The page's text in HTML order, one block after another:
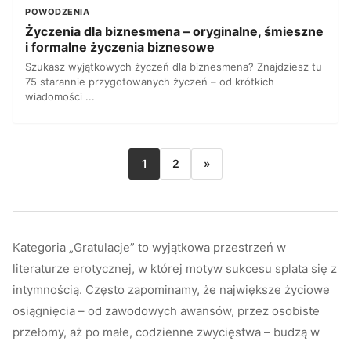
POWODZENIA
Życzenia dla biznesmena – oryginalne, śmieszne
i formalne życzenia biznesowe
Szukasz wyjątkowych życzeń dla biznesmena? Znajdziesz tu
75 starannie przygotowanych życzeń – od krótkich
wiadomości ...
1 2 »
Kategoria „Gratulacje” to wyjątkowa przestrzeń w
literaturze erotycznej, w której motyw sukcesu splata się z
intymnością. Często zapominamy, że największe życiowe
osiągnięcia – od zawodowych awansów, przez osobiste
przełomy, aż po małe, codzienne zwycięstwa – budzą w